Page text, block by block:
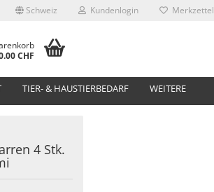
Schweiz Kundenlogin Merkzettel
CHF
TIER- & HAUSTIERBEDARF WEITERE
4 Stk.